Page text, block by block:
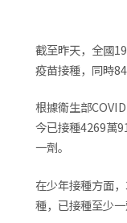
截至昨天，全國
疫苗接種，同時
根據衛生部
今已接種4269萬
一劑。
在少年接種方面
種，已接種至少